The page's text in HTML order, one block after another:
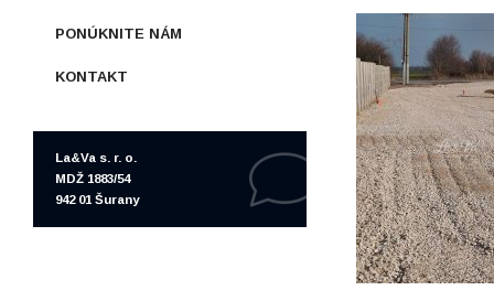
PONÚKNITE NÁM
KONTAKT
La&Va s. r. o.
MDŽ 1883/54
942 01 Šurany